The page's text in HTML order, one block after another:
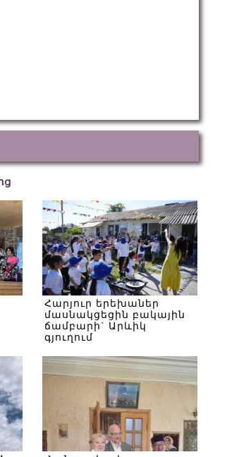
Հարյուր երեխաներ
մասնակցեցին բակային
ճամբարի` Արևիկ
գյուղում